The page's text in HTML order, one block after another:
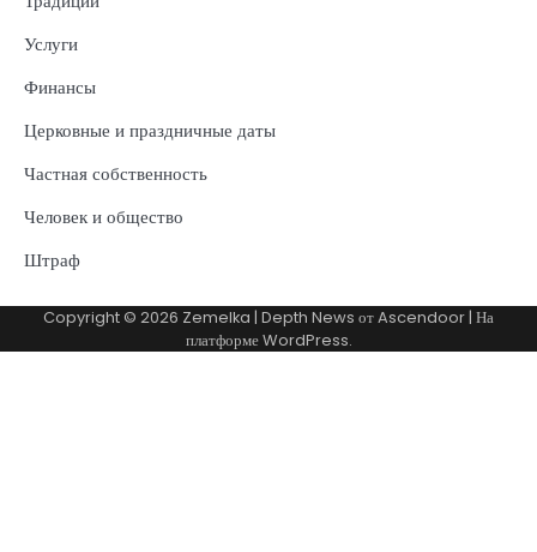
Услуги
Финансы
Церковные и праздничные даты
Частная собственность
Человек и общество
Штраф
Copyright © 2026 Zemelka | Depth News отAscendoor| На
платформеWordPress.